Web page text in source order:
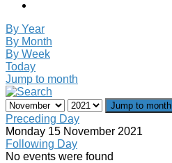
By Year
By Month
By Week
Today
Jump to month
Jump to month
Preceding Day
Monday 15 November 2021
Following Day
No events were found